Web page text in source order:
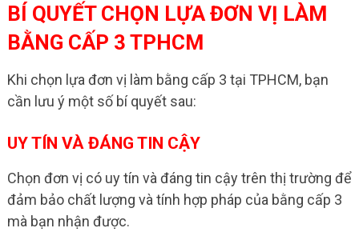
BÍ QUYẾT CHỌN LỰA ĐƠN VỊ LÀM
BẰNG CẤP 3 TPHCM
Khi chọn lựa đơn vị làm bằng cấp 3 tại TPHCM, bạn
cần lưu ý một số bí quyết sau:
UY TÍN VÀ ĐÁNG TIN CẬY
Chọn đơn vị có uy tín và đáng tin cậy trên thị trường để
đảm bảo chất lượng và tính hợp pháp của bằng cấp 3
mà bạn nhận được.